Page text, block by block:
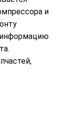
и
информацию